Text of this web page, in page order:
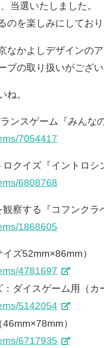
当選いたしました。
のを楽しみにしており
なかよしデザインの
ブの取り扱いがござい
ね。
ンスゲーム『みんな
7054417
クイズ『イントロシ
6808768
察する『コフンクラ
1868605
ズ52mm×86mm）
4781697
ダイスゲーム用（カ
5142054
）
6717935